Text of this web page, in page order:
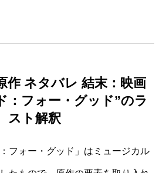
作 ネタバレ 結末：映画
：フォー・グッド”のラ
スト解釈
フォー・グッド」はミュージカル